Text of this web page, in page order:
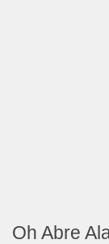
Oh Abre